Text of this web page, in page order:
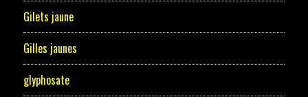
Gilets jaune
Gilles jaunes
glyphosate